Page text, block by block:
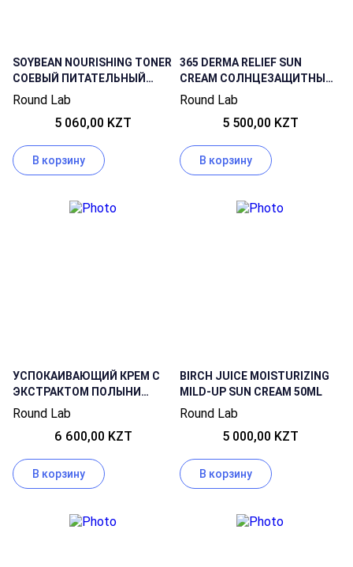
SOYBEAN NOURISHING TONER
СОЕВЫЙ ПИТАТЕЛЬНЫЙ
ТОНЕР, 300 МЛ
Round Lab
5 060,00 KZT
В корзину
365 DERMA RELIEF SUN
CREAM СОЛНЦЕЗАЩИТНЫЙ
КРЕМ, 50 МЛ
Round Lab
5 500,00 KZT
В корзину
УСПОКАИВАЮЩИЙ КРЕМ С
ЭКСТРАКТОМ ПОЛЫНИ
ROUND LAB MUGWORT
Round Lab
6 600,00 KZT
В корзину
BIRCH JUICE MOISTURIZING
MILD-UP SUN CREAM 50ML
Round Lab
5 000,00 KZT
В корзину